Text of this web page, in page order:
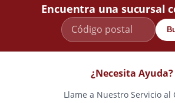
Encuentra una sucursal
¿Necesita Ayuda?
Llame a Nuestro Servicio al